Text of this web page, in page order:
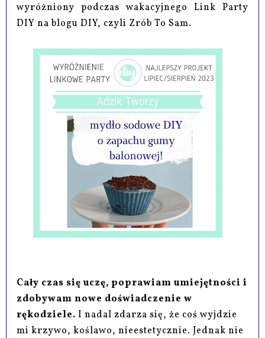
wyróżniony podczas wakacyjnego Link Party
DIY na blogu DIY, czyli Zrób To Sam.
Cały czas się uczę, poprawiam umiejętności i
zdobywam nowe doświadczenie w
rękodziele. I nadal zdarza się, że coś wyjdzie
mi krzywo, koślawo, nieestetycznie. Jednak nie